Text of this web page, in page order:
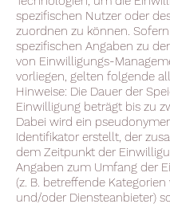
spezifischen Nutzer oder
zuordnen zu können.
spezifischen Angaben zu
von Einwilligungs-
vorliegen, gelten folgende
Hinweise: Die Dauer der
Einwilligung beträgt bis zu
Dabei wird ein
Identifikator erstellt, der
dem Zeitpunkt der
Angaben zum Umfang der
(z. B. betreffende
und/oder Diensteanbieter)